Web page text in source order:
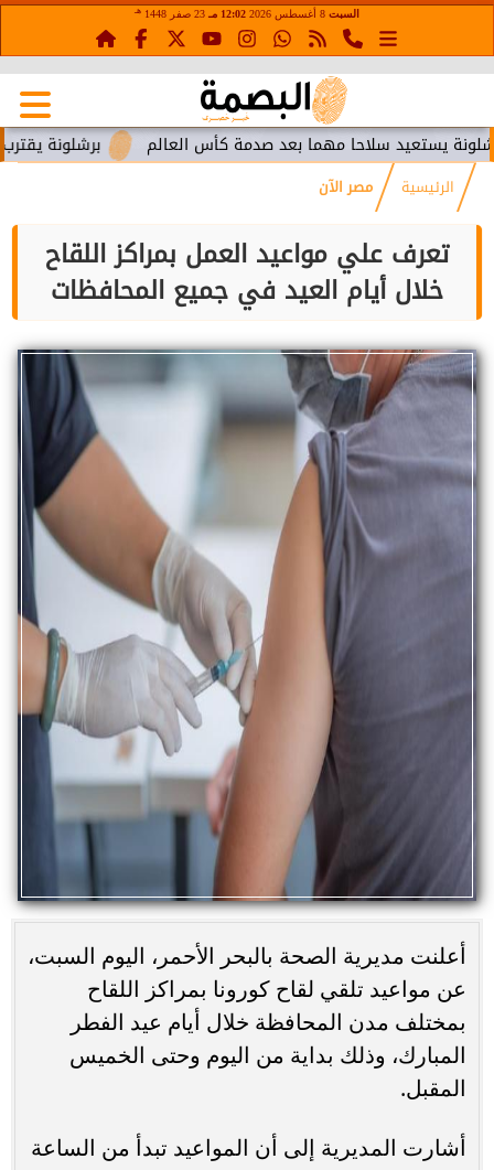
السبت 12:02 مـ 23 صفر 1448 هـ
برشلونة يقترب من سلاحا مهما بعد صدمة كأس العالم
الرئيسية مصر الآن
تعرف علي مواعيد العمل بمراكز اللقاح
خلال أيام العيد في جميع المحافظات
أعلنت مديرية الصحة بالبحر الأحمر، اليوم السبت،
عن مواعيد تلقي لقاح كورونا بمراكز اللقاح
بمختلف مدن المحافظة خلال أيام عيد الفطر
المبارك، وذلك بداية من اليوم وحتى الخميس
المقبل.
أشارت المديرية إلى أن المواعيد تبدأ من الساعة